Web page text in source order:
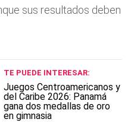
sus resultados deben
TE PUEDE INTERESAR:
Juegos Centroamericanos y
del Caribe 2026: Panamá
gana dos medallas de oro
en gimnasia